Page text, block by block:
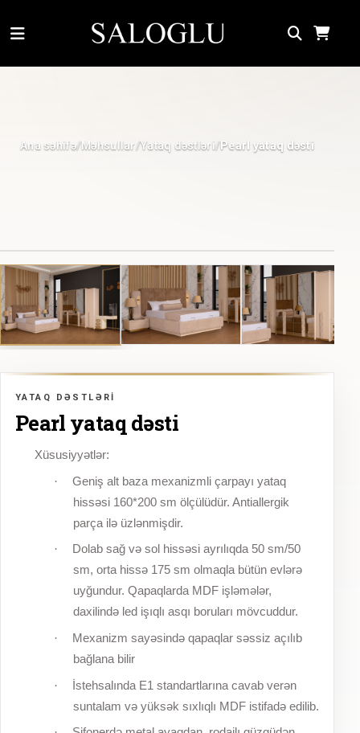
Ana səhifə/Məhsullar /Yataq dəstləri/ Pearl yataq dəsti
YATAQ DƏSTLƏRI
Pearl yataq dəsti
Xüsusiyyətlər:
·
Geniş alt baza mexanizmli çarpayı yataq
hissəsi 160*200 sm ölçülüdür. Antiallergik
parça ilə üzlənmişdir.
·
Dolab sağ və sol hissəsi ayrılıqda 50 sm/50
sm, orta hissə 175 sm olmaqla bütün evlərə
uyğundur. Qapaqlarda MDF işləmələr,
daxilində led işıqlı asqı boruları mövcuddur.
·
Mexanizm sayəsində qapaqlar səssiz açılıb
bağlana bilir
·
İstehsalında E1 standartlarına cavab verən
suntalam və yüksək sıxlıqlı MDF istifadə edilib.